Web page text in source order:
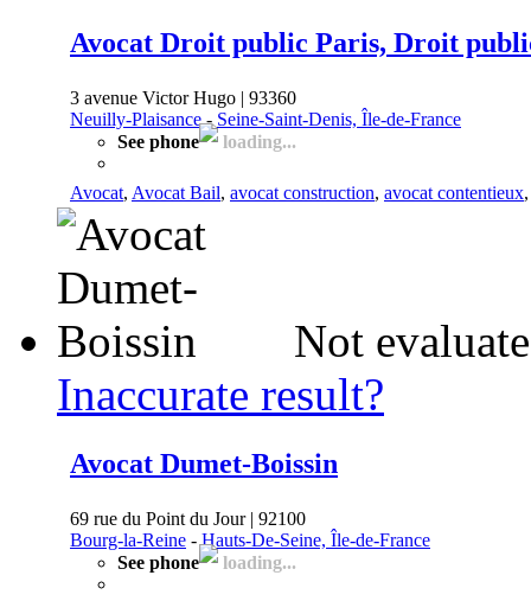
Avocat Droit public Paris, Droit
3 avenue Victor Hugo | 93360
Neuilly-Plaisance- Seine-Saint-Denis, Île-de-France
See phone
loading...
Avocat, Avocat Bail, avocat construction, avocat contentieux,
Not
Inaccurate result?
Avocat Dumet-Boissin
69 rue du Point du Jour | 92100
Bourg-la-Reine -Hauts-De-Seine, Île-de-France
See phone
loading...